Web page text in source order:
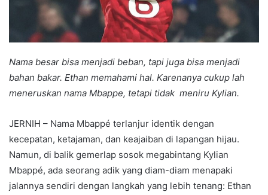
Nama besar bisa menjadi beban, tapi juga bisa menjadi
bahan bakar. Ethan memahami hal. Karenanya cukup lah
meneruskan nama Mbappe, tetapi tidak meniru Kylian.
JERNIH – Nama Mbappé terlanjur identik dengan
kecepatan, ketajaman, dan keajaiban di lapangan hijau.
Namun, di balik gemerlap sosok megabintang Kylian
Mbappé, ada seorang adik yang diam-diam menapaki
jalannya sendiri dengan langkah yang lebih tenang: Ethan